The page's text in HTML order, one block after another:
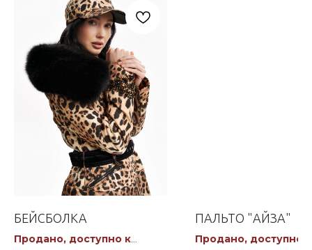
БЕЙСБОЛКА
Продано, доступно к
ПАЛЬТО "АЙЗА"
Продано, доступно к